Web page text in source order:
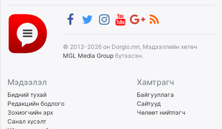
© 2013-2026 он Dorgio.mn, Мэдээллийн хөтөч
MGL Media Group бүтээсэн.
Мэдээлэл
Бидний тухай
Редакцийн бодлого
Зохиогчийн эрх
Санал хүсэлт
Хамтрагч
Байгууллага
Сайтууд
Чөлөөт нийтлэгч